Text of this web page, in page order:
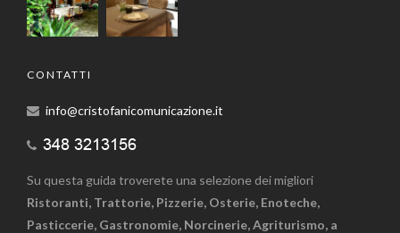
CONTATTI
info@cristofanicomunicazione.it
Su questa guida troverete una selezione dei migliori
Ristoranti, Trattorie, Pizzerie, Osterie, Enoteche,
Pasticcerie, Gastronomie, Norcinerie, Agriturismo, a